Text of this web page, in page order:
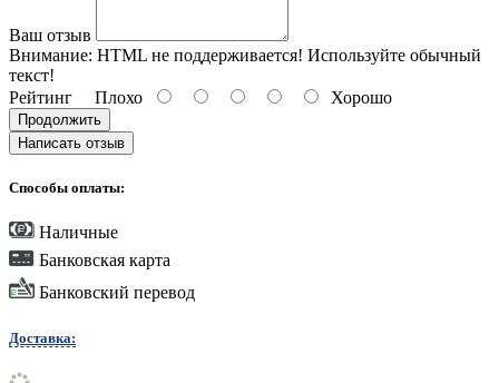
Ваш отзыв
Внимание: HTML не поддерживается! Используйте обычный
текст!
Рейтинг Плохо Хорошо
Продолжить
Написать отзыв
Способы оплаты:
Наличные
Банковская карта
Банковский перевод
Доставка: